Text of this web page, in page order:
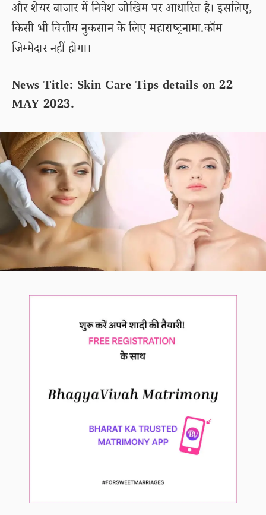
और शेयर बाजार में निवेश जोखिम पर आधारित है। इसलिए,
किसी भी वित्तीय नुकसान के लिए महाराष्ट्रनामा.कॉम
जिम्मेदार नहीं होगा।
News Title: Skin Care Tips details on 22
MAY 2023.